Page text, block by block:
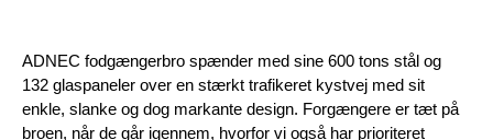
ADNEC fodgængerbro spænder med sine 600 tons stål og
132 glaspaneler over en stærkt trafikeret kystvej med sit
enkle, slanke og dog markante design. Forgængere er tæt på
broen, når de går igennem, hvorfor vi også har prioriteret